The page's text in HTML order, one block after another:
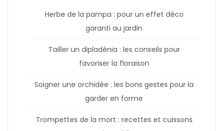
Herbe de la pampa : pour un effet déco
garanti au jardin
Tailler un dipladénia : les conseils pour
favoriser la floraison
Soigner une orchidée : les bons gestes pour la
garder en forme
Trompettes de la mort : recettes et cuissons